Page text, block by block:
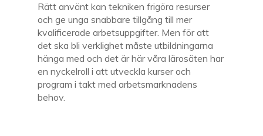
Rätt använt kan tekniken frigöra resurser
och ge unga snabbare tillgång till mer
kvalificerade arbetsuppgifter. Men för att
det ska bli verklighet måste utbildningarna
hänga med och det är här våra lärosäten har
en nyckelroll i att utveckla kurser och
program i takt med arbetsmarknadens
behov.